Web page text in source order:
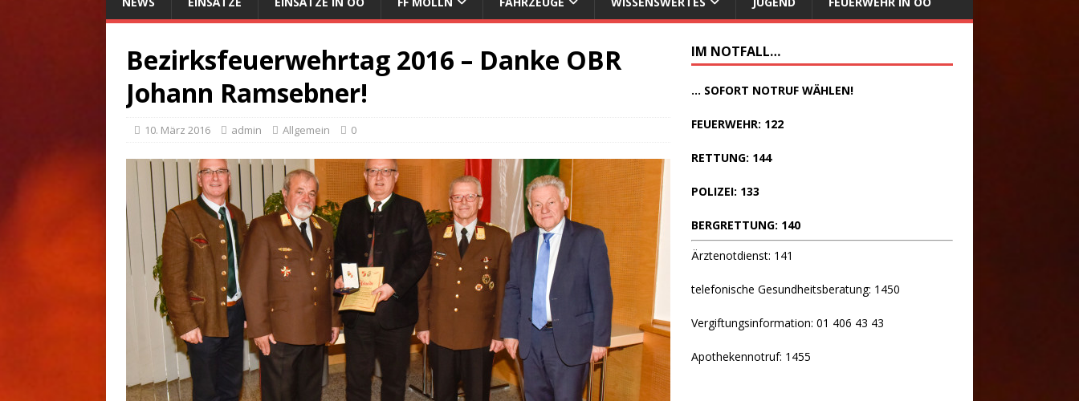
Bezirksfeuerwehrtag 2016 – Danke OBR
Johann Ramsebner!
10. März 2016 admin Allgemein 0
IM NOTFALL…
... SOFORT NOTRUF WÄHLEN!
FEUERWEHR: 122
RETTUNG: 144
POLIZEI: 133
BERGRETTUNG: 140
Ärztenotdienst: 141
telefonische Gesundheitsberatung: 1450
Vergiftungsinformation: 01 406 43 43
Apothekennotruf: 1455